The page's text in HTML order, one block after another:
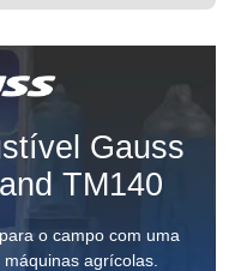
Gauss
TM140
o campo com uma
agrícolas.